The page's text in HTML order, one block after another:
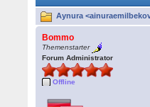
Aynura
Bommo
Themenstarter
Forum Administrator
Offline